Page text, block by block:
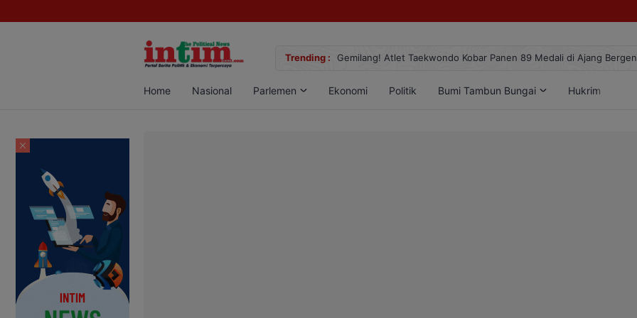
Trending :
Sabu di Pangkalan Bun, Dua Pelaku Diamankan Gemilang! Atlet Taekwondo Kobar Panen 89 Medali di Ajang
Home Nasional Parlemen Ekonomi Politik Bumi Tambun Bungai Hukrim